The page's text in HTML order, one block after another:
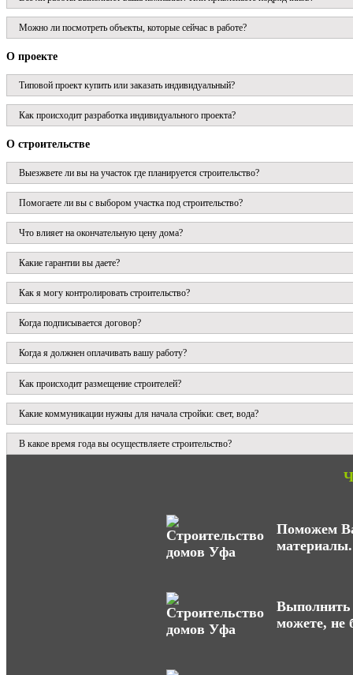
Можно ли посмотреть объекты, которые сейчас в работе?
О проекте
Типовой проект купить или заказать индивидуальный?
Как происходит разработка индивидуального проекта?
О строительстве
Выезжвете ли вы на участок где планируется строительство?
Помогаете ли вы с выбором участка под строительство?
Что влияет на окончательную цену дома?
Какие гарантии вы даете?
Как я могу контролировать строительство?
Когда подписывается договор?
Когда я должнен оплачивать вашу работу?
Как происходит размещение строителей?
Какие коммуникации нужны для начала стройки: свет, вода?
В какое время года вы осуществляете строительство?
Поможем
материалы.
Выполнить
можете, не